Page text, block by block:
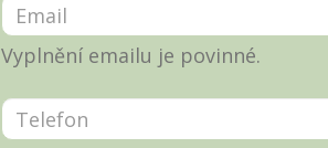
Vyplnění emailu je povinné.